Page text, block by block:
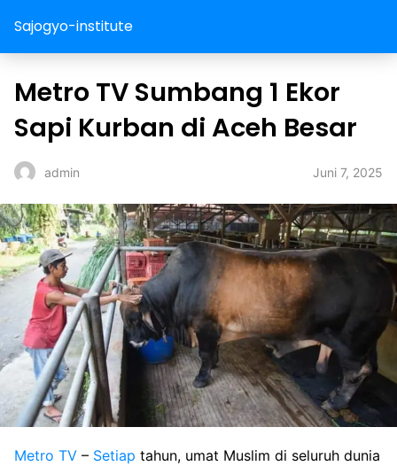
Sajogyo-institute
Metro TV Sumbang 1 Ekor
Sapi Kurban di Aceh Besar
admin Juni 7, 2025
Metro TV – Setiap tahun, umat Muslim di seluruh dunia